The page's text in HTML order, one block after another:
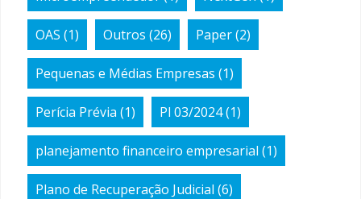
OAS (1) Outros (26) Paper(2)
Pequenas e Médias Empresas (1)
Perícia Prévia (1) Pl 03/2024(1)
planejamento financeiro empresarial (1)
Plano de Recuperação Judicial (6)